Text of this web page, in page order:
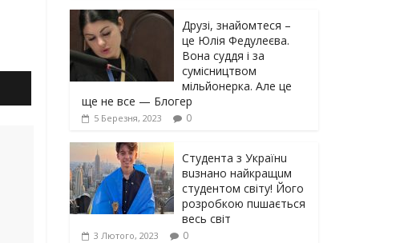
Друзі, знайомтеся –
це Юлія Федулеєва.
Вона суддя і за
сумісництвом
мільйонерка. Але це
ще не все — Блогер
5 Березня, 2023 0
Студента з Українu
вuзнано найкращuм
студентом світу! Його
розробкою пuшається
весь світ
3 Лютого, 2023 0